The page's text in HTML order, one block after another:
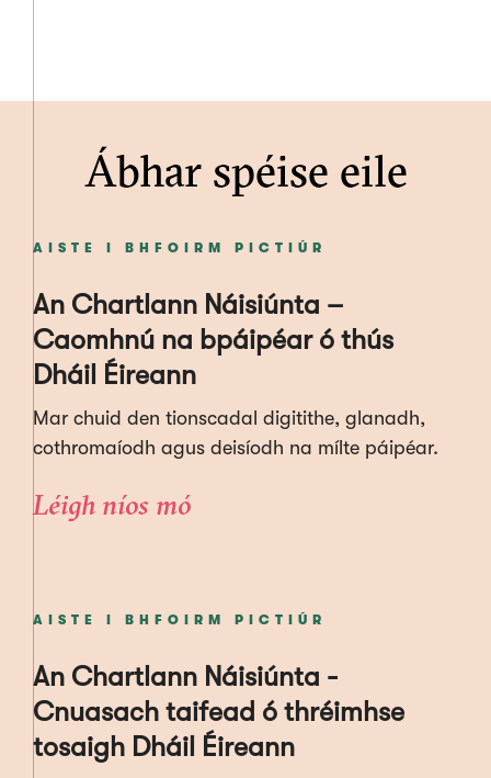
Ábhar spéise eile
AISTE I BHFOIRM PICTIÚR
An Chartlann Náisiúnta –
Caomhnú na bpáipéar ó thús
Dháil Éireann
Mar chuid den tionscadal digitithe, glanadh,
cothromaíodh agus deisíodh na mílte páipéar.
Léigh níos mó
AISTE I BHFOIRM PICTIÚR
An Chartlann Náisiúnta -
Cnuasach taifead ó thréimhse
tosaigh Dháil Éireann